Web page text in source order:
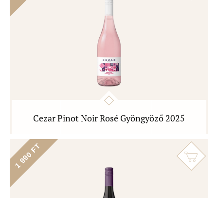
Cezar Pinot Noir Rosé Gyöngyöző 2025
1 990 FT